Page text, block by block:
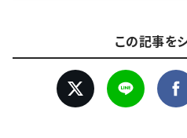
この記事を